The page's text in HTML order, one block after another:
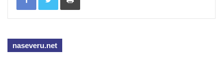
Reliéf Rodina a práce na budově záložny
Socha Jana Valeria Jirsíka u Černé věže v
Českých Budějovicích
naseveru.net